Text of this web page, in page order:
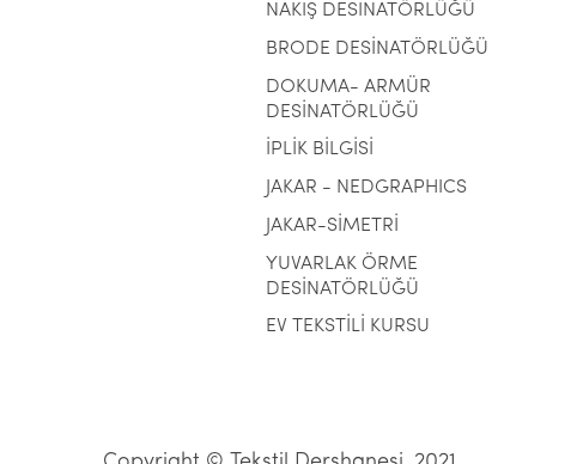
NAKIŞ DESİNATÖRLÜĞÜ
BRODE DESİNATÖRLÜĞÜ
DOKUMA- ARMÜR
DESİNATÖRLÜĞÜ
İPLİK BİLGİSİ
JAKAR - NEDGRAPHICS
JAKAR-SİMETRİ
YUVARLAK ÖRME
DESİNATÖRLÜĞÜ
EV TEKSTİLİ KURSU